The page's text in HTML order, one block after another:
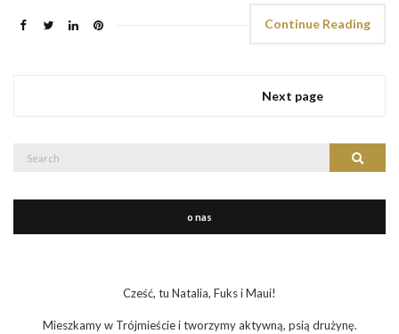
Continue Reading
Next page
Search
o nas
Cześć, tu Natalia, Fuks i Maui!
Mieszkamy w Trójmieście i tworzymy aktywną, psią drużynę.